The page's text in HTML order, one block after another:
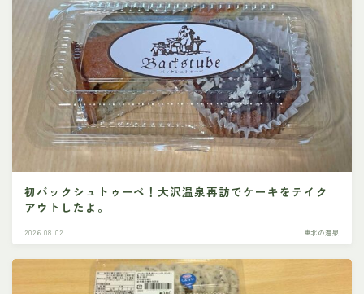
初バックシュトゥーベ！大沢温泉再訪でケーキをテイク
アウトしたよ。
2026.08.02 東北の温泉